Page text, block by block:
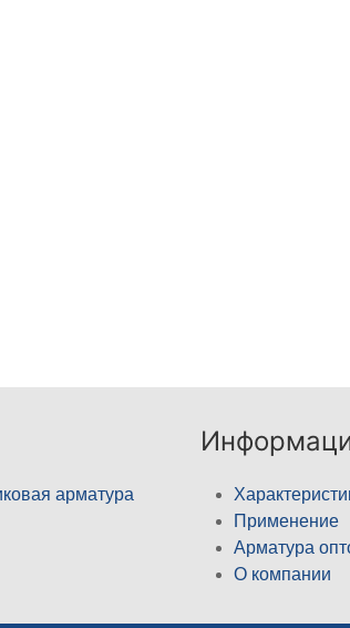
арматура
Применение
Арматура
О компании